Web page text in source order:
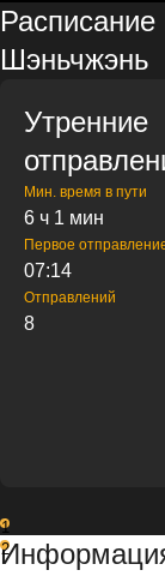
Шэньчжэнь
Утренние
Мин. время в пути
6 ч 1 мин
Первое
07:14
Отправлений
8
1
2